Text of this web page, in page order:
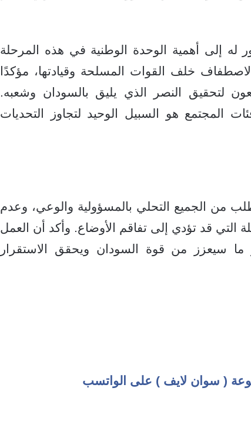
إلى أهمية الوحدة الوطنية في هذه المرحلة
خلف القوات المسلحة وقيادتها، مؤكدًا
لتحقيق النصر الذي يليق بالسودان وشعبه.
المجتمع هو السبيل الوحيد لتجاوز التحديات
من الجميع التحلي بالمسؤولية والوعي، وعدم
التي قد تؤدي إلى تفاقم الأوضاع. وأكد أن العمل
ما سيعزز من قوة السودان ويحقق الاستقرار
( سوان لايف ) على الواتسب